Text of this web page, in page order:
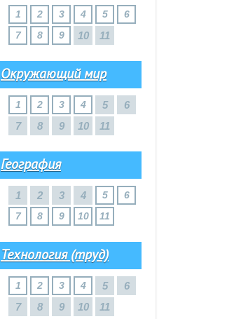
1 2 3 4 5
6
7
8 9 10 11
Окружающий мир
1 2 3 4 5
6
7
8 9 10 11
География
1 2 3 4 5
6
7
8 9 10 11
Технология (труд)
1 2 3 4 5
6
7
8 9 10 11